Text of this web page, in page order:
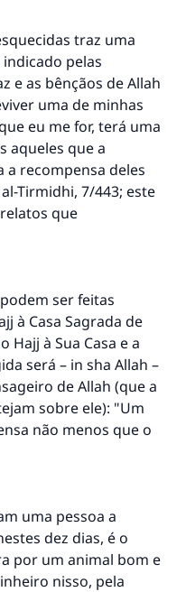
traz uma
pelas
e as bênçãos de Allah
uma de minhas
eu me for, terá uma
aqueles que a
recompensa deles
Tirmidhi, 7/443; este
que
ser feitas
à Casa Sagrada de
Hajj à Sua Casa e a
será – in sha Allah –
de Allah (que a
sobre ele): "Um
não menos que o
uma pessoa a
dez dias, é o
por um animal bom e
nisso, pela